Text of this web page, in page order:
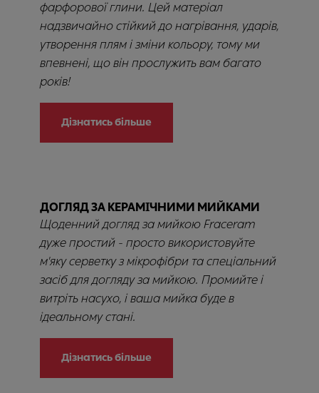
фарфорової глини. Цей матеріал
надзвичайно стійкий до нагрівання, ударів,
утворення плям і зміни кольору, тому ми
впевнені, що він прослужить вам багато
років!
Дізнатись більше
ДОГЛЯД ЗА КЕРАМІЧНИМИ МИЙКАМИ
Щоденний догляд за мийкою Fraceram
дуже простий - просто використовуйте
м'яку серветку з мікрофібри та спеціальний
засіб для догляду за мийкою. Промийте і
витріть насухо, і ваша мийка буде в
ідеальному стані.
Дізнатись більше